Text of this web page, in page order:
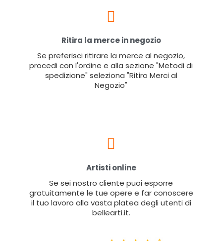
Ritira la merce in negozio
Se preferisci ritirare la merce al negozio,
procedi con l'ordine e alla sezione "Metodi di
spedizione" seleziona "Ritiro Merci al
Negozio"
Artisti online
Se sei nostro cliente puoi esporre
gratuitamente le tue opere e far conoscere
il tuo lavoro alla vasta platea degli utenti di
bellearti.it.